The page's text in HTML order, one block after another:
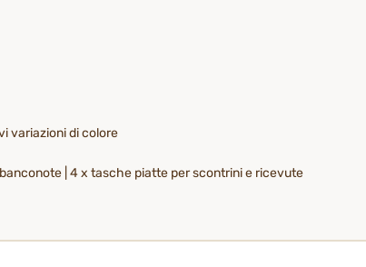
variazioni di colore
| 4 x tasche piatte per scontrini e ricevute